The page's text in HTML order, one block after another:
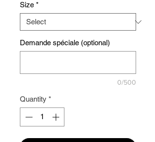
Size *
Demande spéciale (optional)
0/500
Quantity *